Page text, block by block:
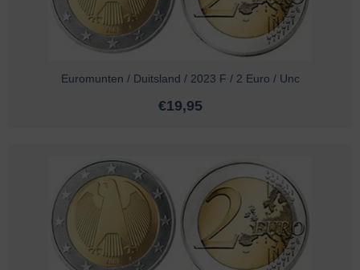
Euromunten / Duitsland / 2023 F / 2 Euro / Unc
€19,95